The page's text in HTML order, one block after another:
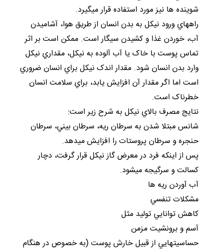
شوينده ها نيز مورد استفاده قرار ميگيرد.
راههاي ورود نيکل به بدن انسان از طريق هوا، آشاميدن
آب، خوردن غذا و کشيدن سيگار است. ممکن است بر اثر
تماس پوست با خاک يا آب آلوده به نيکل، مقداري نيکل
وارد بدن انسان شود. مقدار اندک نيکل براي انسان ضروري
است اما اگر مقدار آن افزايش يابد، براي سلامت انسان
خطرناک است.
نتايج مصرف بالاي نيکل به شرح زير است:
شانس مبتلا شدن به سرطان ريه، سرطان بيني، سرطان
حنجره و سرطان پروستات را افزايش ميدهد.
پس از اينکه فرد در معرض گاز نيکل قرار گرفت، دچار
کسالت و سرگيجه ميشود.
آب آوردن ريه ها
مشکلات تنفسي
کاهش توانايي توليد مثل
آسم و برونشيت مزمن
حساسيتهايي از قبيل خارش پوست (به خصوص در هنگام